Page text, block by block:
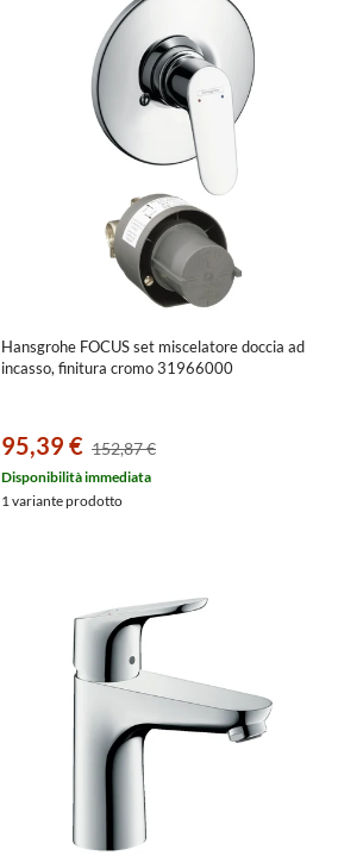
Hansgrohe FOCUS set miscelatore doccia ad
incasso, finitura cromo 31966000
95,39 € 152,87 €
Disponibilità immediata
1 variante prodotto